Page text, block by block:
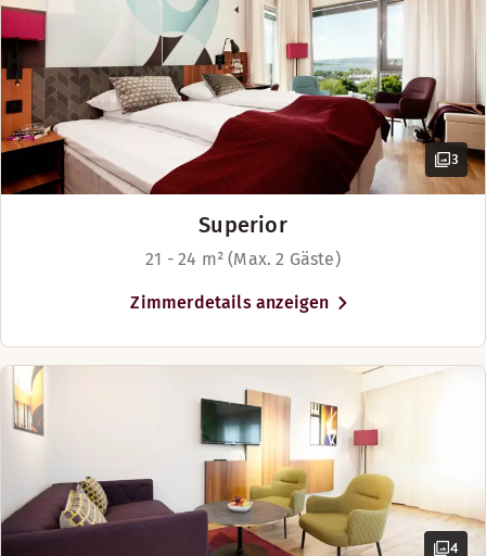
3
Superior
21 - 24 m² (Max. 2 Gäste)
Zimmerdetails anzeigen
4
Nach Verfügbarkeit
Twin Betten (180 cm)